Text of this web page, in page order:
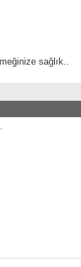
sağlık..